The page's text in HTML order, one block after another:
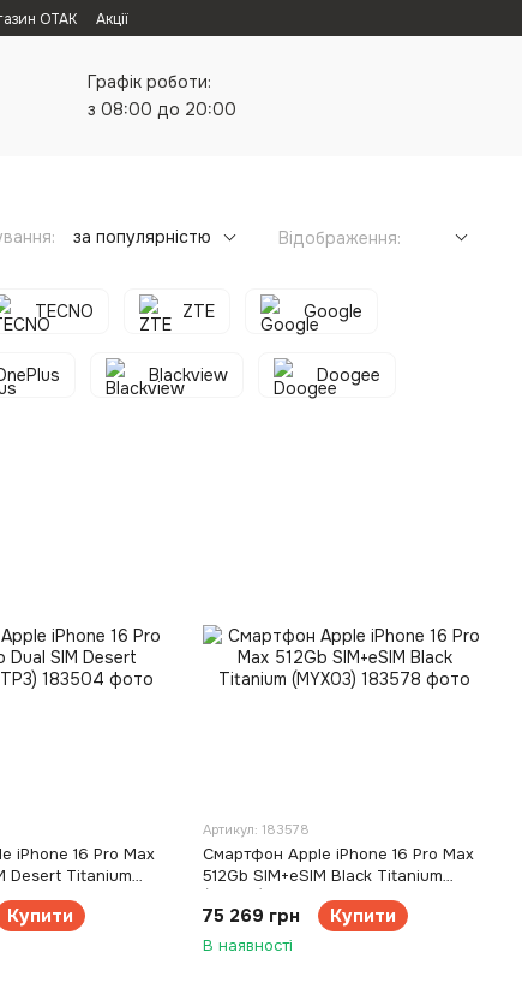
ОТАК Акції
Графік роботи:
з 08:00 до 20:00
за популярністю Відображення:
TECNO ZTE Google
Blackview Doogee
iPhone 16 Pro Max
Desert Titanium
Купити
Артикул: 183578
Смартфон Apple iPhone 16 Pro Max
512Gb SIM+eSIM Black Titanium
75 269 грн Купити
В наявності